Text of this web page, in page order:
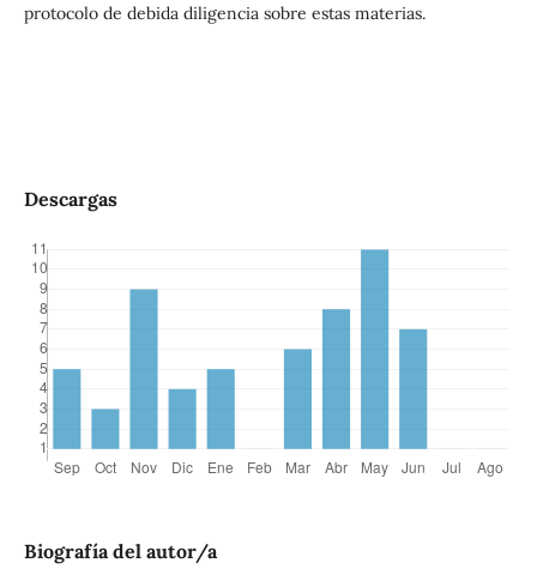
protocolo de debida diligencia sobre estas materias.
Descargas
Biografía del autor/a